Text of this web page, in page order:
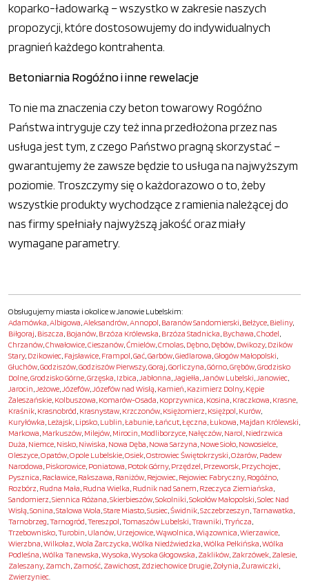
koparko-ładowarką – wszystko w zakresie naszych
propozycji, które dostosowujemy do indywidualnych
pragnień każdego kontrahenta.
Betoniarnia Rogóźno i inne rewelacje
To nie ma znaczenia czy beton towarowy Rogóźno
Państwa intryguje czy też inna przedłożona przez nas
usługa jest tym, z czego Państwo pragną skorzystać –
gwarantujemy że zawsze będzie to usługa na najwyższym
poziomie. Troszczymy się o każdorazowo o to, żeby
wszystkie produkty wychodzące z ramienia należącej do
nas firmy spełniały najwyższą jakość oraz miały
wymagane parametry.
Obsługujemy miasta i okolice w Janowie Lubelskim:
Adamówka,Albigowa,Aleksandrów,Annopol, Baranów Sandomierski, Bełżyce, Bieliny,
Biłgoraj, Biszcza, Bojanów, Brzóza Królewska, Brzóza Stadnicka, Bychawa,Chodel,
Chrzanów,Chwałowice,Cieszanów,Ćmielów,Cmolas, Dębno, Dębów, Dwikozy, Dzików
Stary, Dzikowiec, Fajsławice, Frampol,Gać,Garbów,Giedlarowa,Głogów Małopolski,
Głuchów,Godziszów,Godziszów Pierwszy,Goraj,Gorliczyna,Górno,Grębów,Grodzisko
Dolne,Grodzisko Górne,Grzęska, Izbica,Jabłonna,Jagiełła,Janów Lubelski,Janowiec,
Jarocin,Jeżowe,Józefów,Józefów nad Wisłą, Kamień, Kazimierz Dolny, Kępie
Żaleszańskie, Kolbuszowa, Komarów-Osada, Koprzywnica, Kosina, Kraczkowa, Krasne,
Kraśnik, Krasnobród, Krasnystaw, Krzczonów, Księżomierz, Księżpol, Kurów,
Kuryłówka, Leżajsk, Lipsko, Lublin,Łabunie,Łańcut,Łęczna,Łukowa, Majdan Królewski,
Markowa, Markuszów, Milejów, Mirocin, Modliborzyce, Nałęczów, Narol, Niedrzwica
Duża, Niemce, Nisko, Niwiska, Nowa Dęba, Nowa Sarzyna, Nowe Sioło, Nowosielce,
Oleszyce,Opatów,Opole Lubelskie,Osiek,Ostrowiec Świętokrzyski,Ożarów, Padew
Narodowa, Piskorowice, Poniatowa, Potok Górny, Przędzel, Przeworsk, Przychojec,
Pysznica, Racławice, Rakszawa, Raniżów, Rejowiec, Rejowiec Fabryczny, Rogóźno,
Rozbórz, Rudna Mała, Rudna Wielka, Rudnik nad Sanem, Rzeczyca Ziemiańska,
Sandomierz,Siennica Różana,Skierbieszów,Sokolniki,Sokołów Małopolski,Solec Nad
Wisłą,Sonina,Stalowa Wola,Stare Miasto,Susiec,Świdnik,Szczebrzeszyn,Tarnawatka,
Tarnobrzeg,Tarnogród,Tereszpol,Tomaszów Lubelski,Trawniki,Tryńcza,
Trzebownisko,Turobin, Ulanów, Urzejowice,Wąwolnica,Wiązownica,Wierzawice,
Wierzbna,Wilkołaz,Wola Żarczycka,Wólka Niedźwiedzka,Wólka Pełkińska,Wólka
Podleśna,Wólka Tanewska,Wysoka,Wysoka Głogowska, Zaklików, Zakrzówek, Zalesie,
Zaleszany, Zamch, Zamość, Zawichost, Zdziechowice Drugie,Żołynia,Żurawiczki,
Zwierzyniec.